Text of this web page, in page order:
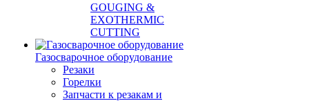
GOUGING &
EXOTHERMIC
CUTTING
Газосварочное оборудование
Резаки
Горелки
Запчасти к резакам и